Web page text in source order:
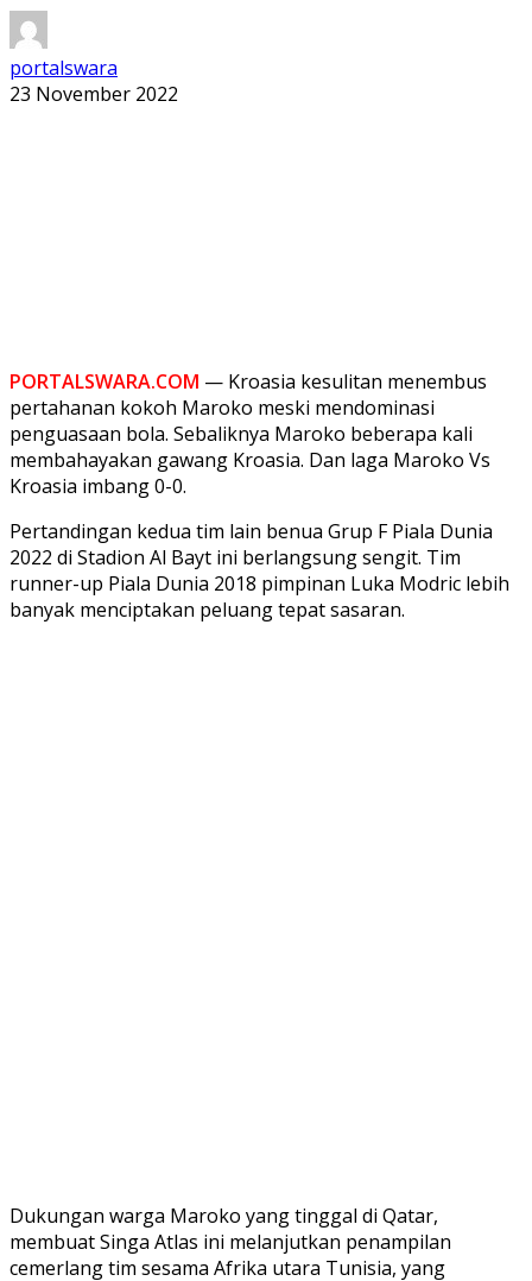
portalswara
23 November 2022
PORTALSWARA.COM — Kroasia kesulitan menembus
pertahanan kokoh Maroko meski mendominasi
penguasaan bola. Sebaliknya Maroko beberapa kali
membahayakan gawang Kroasia. Dan laga Maroko Vs
Kroasia imbang 0-0.
Pertandingan kedua tim lain benua Grup F Piala Dunia
2022 di Stadion Al Bayt ini berlangsung sengit. Tim
runner-up Piala Dunia 2018 pimpinan Luka Modric lebih
banyak menciptakan peluang tepat sasaran.
Dukungan warga Maroko yang tinggal di Qatar,
membuat Singa Atlas ini melanjutkan penampilan
cemerlang tim sesama Afrika utara Tunisia, yang